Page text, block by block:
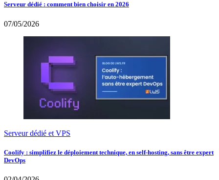
Serveur dédié : comment bien choisir en 2026
07/05/2026
Serveur dédié et VPS
Coolify : simplifiez le déploiement technique, en self-hosting, sans être expert
DevOps